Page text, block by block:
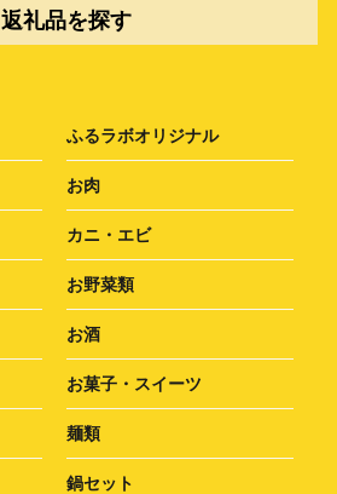
返礼品を探す
ふるラボオリジナル
お肉
カニ・エビ
お野菜類
お酒
お菓子・スイーツ
麺類
鍋セット